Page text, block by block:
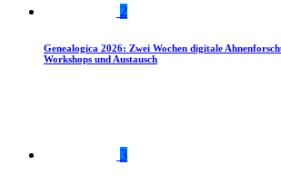
2
Genealogica 2026: Zwei Wochen digitale
Workshops und Austausch
3